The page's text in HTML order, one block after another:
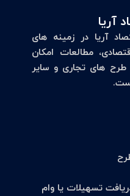
آریا
آریا در زمینه های
مطالعات امکان
طرح های تجاری و سایر
تسهیلات یا وام